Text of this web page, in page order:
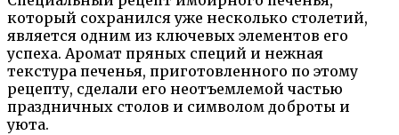
который сохранился уже несколько столетий,
является одним из ключевых элементов его
успеха. Аромат пряных специй и нежная
текстура печенья, приготовленного по этому
рецепту, сделали его неотъемлемой частью
праздничных столов и символом доброты и
уюта.